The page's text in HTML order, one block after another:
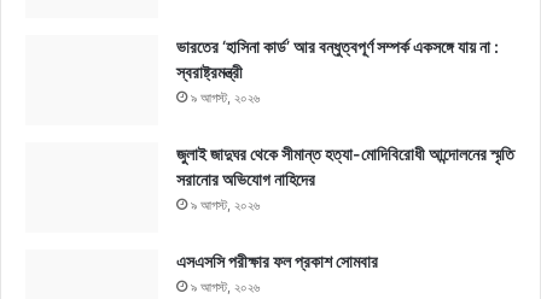
ভারতের ‘হাসিনা কার্ড’ আর বন্ধুত্বপূর্ণ সম্পর্ক একসঙ্গে যায় না :
স্বরাষ্ট্রমন্ত্রী
৯ আগস্ট, ২০২৬
জুলাই জাদুঘর থেকে সীমান্ত হত্যা-মোদিবিরোধী আন্দোলনের স্মৃতি
সরানোর অভিযোগ নাহিদের
৯ আগস্ট, ২০২৬
এসএসসি পরীক্ষার ফল প্রকাশ সোমবার
৯ আগস্ট, ২০২৬